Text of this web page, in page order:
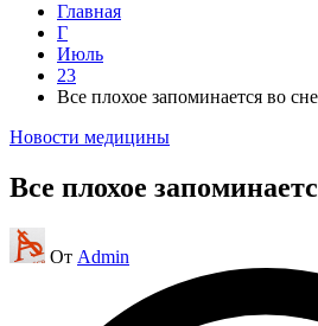
Главная
Г
Июль
23
Все плохое запоминается во сне
Опубликовано
Новости медицины
Все плохое
Запись
от
От Admin